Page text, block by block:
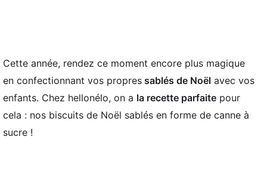
Cette année, rendez ce moment encore plus magique
en confectionnant vos propres sablés de Noël avec vos
enfants. Chez hellonélo, on a la recette parfaite pour
cela : nos biscuits de Noël sablés en forme de canne à
sucre !